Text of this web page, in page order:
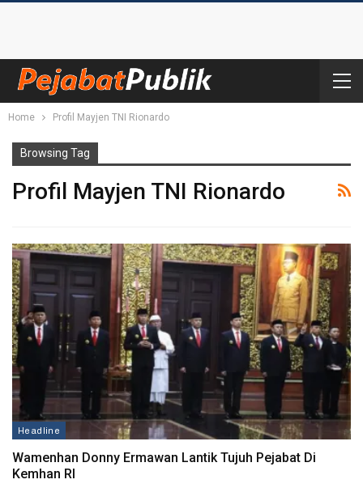
Home Profil Mayjen TNI Rionardo
Browsing Tag
Profil Mayjen TNI Rionardo
Headline
Wamenhan Donny Ermawan Lantik Tujuh Pejabat Di
Kemhan RI